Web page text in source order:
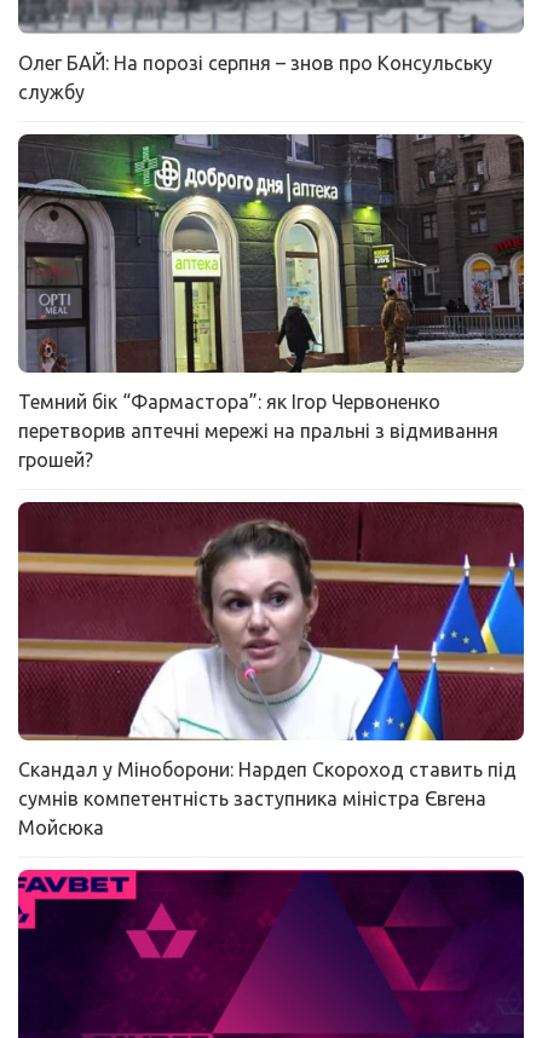
Олег БАЙ: На порозі серпня – знов про Консульську
службу
Темний бік “Фармастора”: як Ігор Червоненко
перетворив аптечні мережі на пральні з відмивання
грошей?
Скандал у Міноборони: Нардеп Скороход ставить під
сумнів компетентність заступника міністра Євгена
Мойсюка